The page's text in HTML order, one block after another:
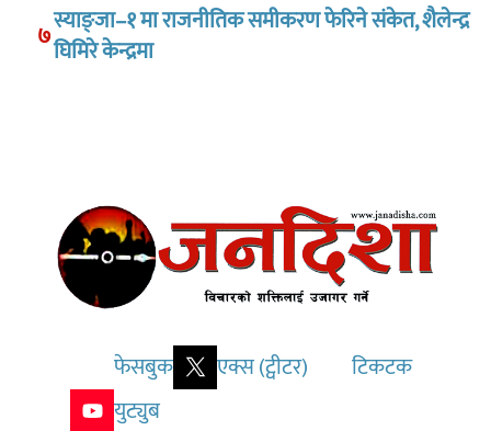
७स्याङ्जा–१ मा राजनीतिक समीकरण फेरिने संकेत, शैलेन्द्र
घिमिरे केन्द्रमा
फेसबुक एक्स (ट्वीटर)
टिकटक
युट्युब